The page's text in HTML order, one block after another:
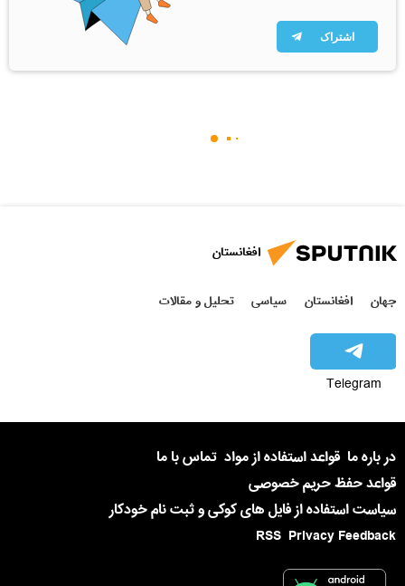
اشتراک
افغانستان
جهان افغانستان سیاسی تحلیل و مقالات
Telegram
در باره ما قواعد استفاده از مواد تماس با ما
قواعد حفظ حریم خصوصی
سیاست استفاده از فایل های کوکی و ثبت نام خودکار
Privacy Feedback
RSS